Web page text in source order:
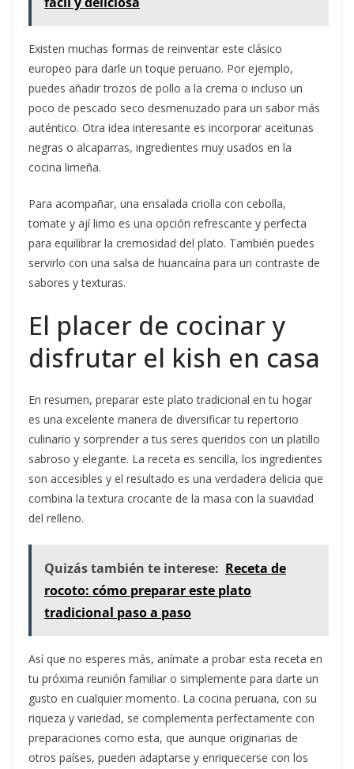
Existen muchas formas de reinventar este clásico
europeo para darle un toque peruano. Por ejemplo,
puedes añadir trozos de pollo a la crema o incluso un
poco de pescado seco desmenuzado para un sabor más
auténtico. Otra idea interesante es incorporar aceitunas
negras o alcaparras, ingredientes muy usados en la
cocina limeña.
Para acompañar, una ensalada criolla con cebolla,
tomate y ají limo es una opción refrescante y perfecta
para equilibrar la cremosidad del plato. También puedes
servirlo con una salsa de huancaína para un contraste de
sabores y texturas.
El placer de cocinar y
disfrutar el kish en casa
En resumen, preparar este plato tradicional en tu hogar
es una excelente manera de diversificar tu repertorio
culinario y sorprender a tus seres queridos con un platillo
sabroso y elegante. La receta es sencilla, los ingredientes
son accesibles y el resultado es una verdadera delicia que
combina la textura crocante de la masa con la suavidad
del relleno.
Quizás también te interese: Receta de
rocoto: cómo preparar este plato
tradicional paso a paso
Así que no esperes más, anímate a probar esta receta en
tu próxima reunión familiar o simplemente para darte un
gusto en cualquier momento. La cocina peruana, con su
riqueza y variedad, se complementa perfectamente con
preparaciones como esta, que aunque originarias de
otros países, pueden adaptarse y enriquecerse con los